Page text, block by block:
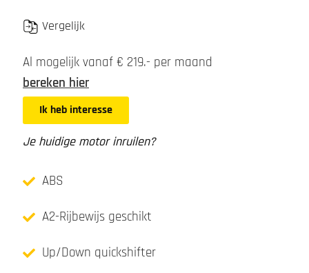
Vergelijk
Al mogelijk vanaf € 219.- per maand
bereken hier
Ik heb interesse
Je huidige motor inruilen?
ABS
A2-Rijbewijs geschikt
Up/Down quickshifter